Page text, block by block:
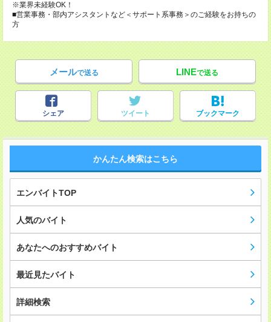
※業界未経験OK！
■営業事務・部内アシスタントなど＜サポート系事務＞のご経験をお持ちの
方
メールで送る LINEで送る
シェア ツイート ブックマーク
かんたん検索はこちら
エンバイトTOP
人気のバイト
あなたへのおすすめバイト
最近見たバイト
詳細検索